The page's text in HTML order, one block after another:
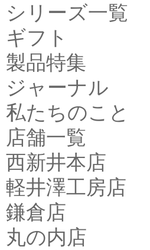
シリーズ一覧
ギフト
製品特集
ジャーナル
私たちのこと
店舗一覧
西新井本店
軽井澤工房店
鎌倉店
丸の内店